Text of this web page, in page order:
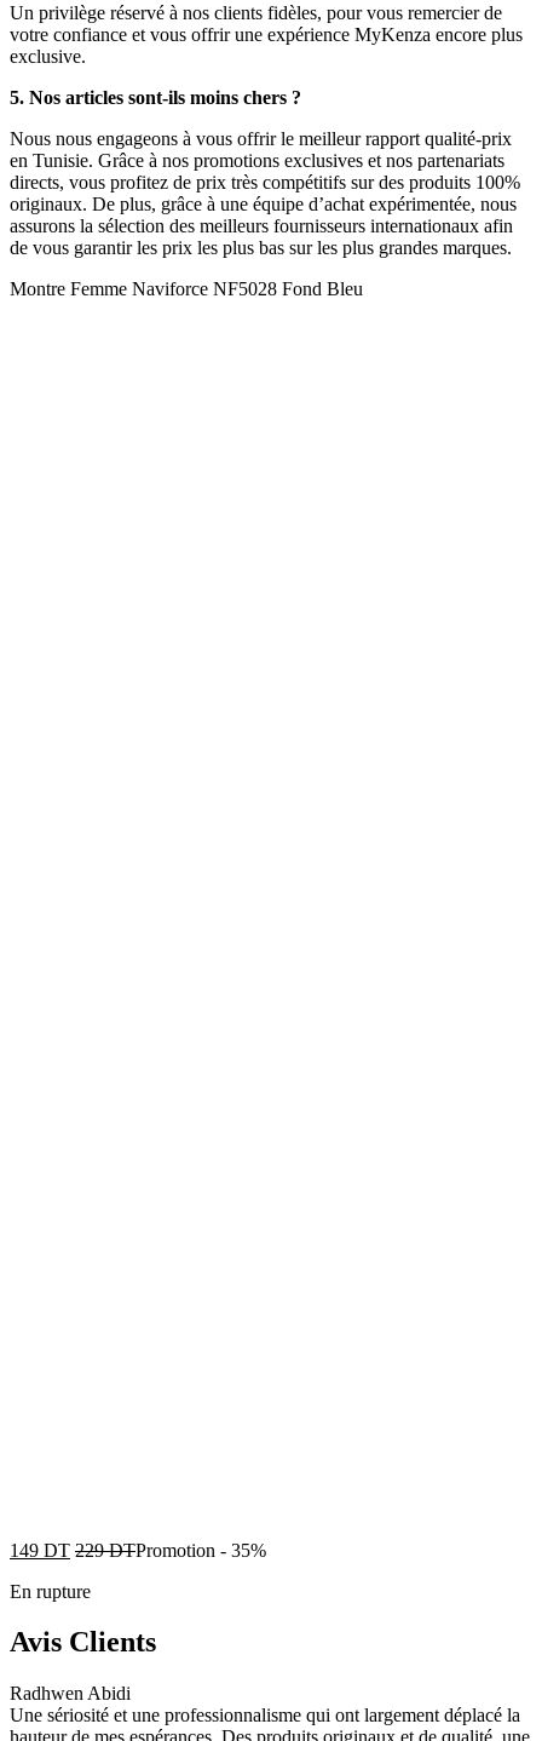
Un privilège réservé à nos clients fidèles, pour vous remercier de
votre confiance et vous offrir une expérience MyKenza encore plus
exclusive.
5. Nos articles sont-ils moins chers ?
Nous nous engageons à vous offrir le meilleur rapport qualité-prix
en Tunisie. Grâce à nos promotions exclusives et nos partenariats
directs, vous profitez de prix très compétitifs sur des produits 100%
originaux. De plus, grâce à une équipe d’achat expérimentée, nous
assurons la sélection des meilleurs fournisseurs internationaux afin
de vous garantir les prix les plus bas sur les plus grandes marques.
Montre Femme Naviforce NF5028 Fond Bleu
149 DT 229DTPromotion - 35%
En rupture
Avis Clients
Radhwen Abidi
Une sériosité et une professionnalisme qui ont largement déplacé la